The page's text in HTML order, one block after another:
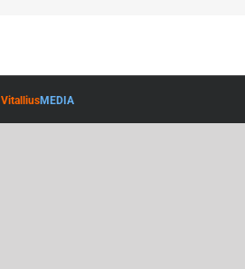
VitalliusMEDIA